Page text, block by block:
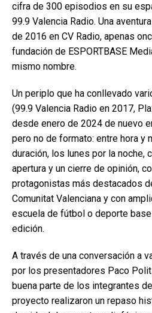
cifra de 300 episodios en su
99.9 Valencia Radio. Una
de 2016 en CV Radio, apenas
fundación de ESPORTBASE
mismo nombre.
Un periplo que ha conllevado
(99.9 Valencia Radio en 2017,
desde enero de 2024 de nuevo
pero no de formato: entre hora y
duración, los lunes por la noche,
apertura y un cierre de opinión,
protagonistas más destacados
Comunitat Valenciana y con
escuela de fútbol o deporte
edición.
A través de una conversación a
por los presentadores Paco
buena parte de los integrantes
proyecto realizaron un repaso